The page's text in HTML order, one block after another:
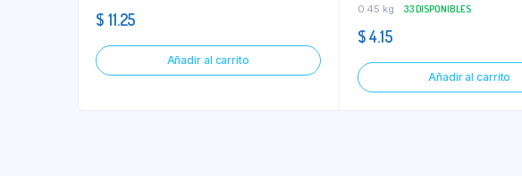
$ 11.25
Añadir al carrito
0.45 kg 33 DISPONIBLES
$4.15
Añadir al carrito